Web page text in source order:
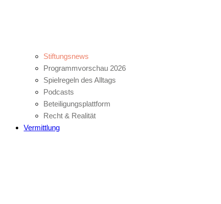
Stiftungsnews
Programmvorschau 2026
Spielregeln des Alltags
Podcasts
Beteiligungsplattform
Recht & Realität
Vermittlung